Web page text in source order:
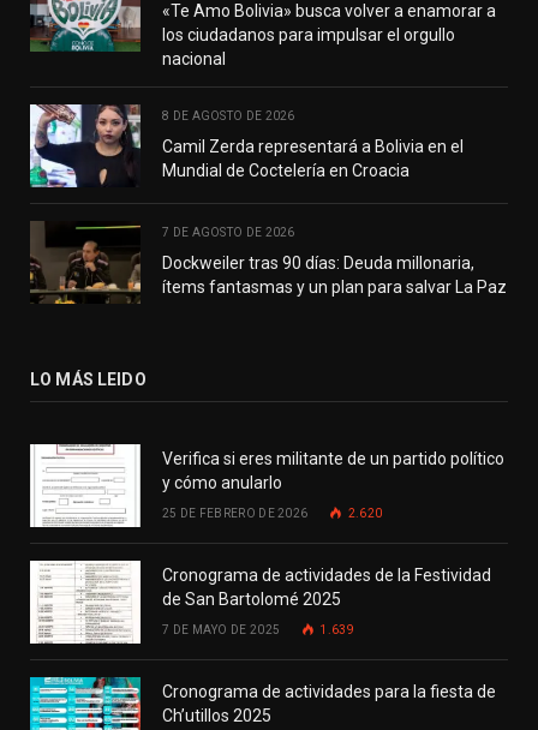
«Te Amo Bolivia» busca volver a enamorar a
los ciudadanos para impulsar el orgullo
nacional
8 DE AGOSTO DE 2026
Camil Zerda representará a Bolivia en el
Mundial de Coctelería en Croacia
7 DE AGOSTO DE 2026
Dockweiler tras 90 días: Deuda millonaria,
ítems fantasmas y un plan para salvar La Paz
LO MÁS LEIDO
Verifica si eres militante de un partido político
y cómo anularlo
25 DE FEBRERO DE 2026 2.620
Cronograma de actividades de la Festividad
de San Bartolomé 2025
7 DE MAYO DE 2025 1.639
Cronograma de actividades para la fiesta de
Ch’utillos 2025